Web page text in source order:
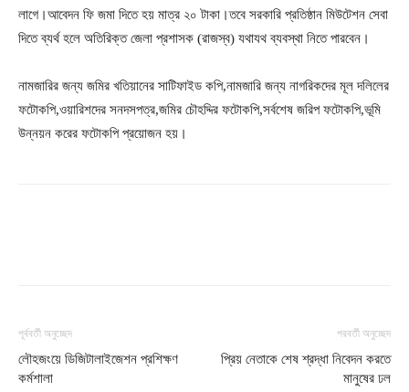
লাগে।আবেদন ফি জমা দিতে হয় মাত্র ২০ টাকা।তবে সরকারি প্রতিষ্ঠান মিউটেশন সেবা
দিতে ব্যর্থ হলে অতিরিক্ত জেলা প্রশাসক (রাজস্ব) যথাযথ ব্যবস্থা নিতে পারবেন।
নামজারির জন্য জমির খতিয়ানের সাটিফাইড কপি,নামজারি জন্য নাগরিকদের মূল দলিলের
ফটোকপি,ওয়ারিশদের সনদসপত্র,জমির চৌহদ্দির ফটোকপি,সর্বশেষ জরিপ ফটোকপি,ভূমি
উন্নয়ন করের ফটোকপি প্রয়োজন হয়।
পূর্ববর্তী অনুচ্ছেদ
লৌহজংয়ে ডিজিটালাইজেশন প্রশিক্ষণ
কর্মশালা
পরবর্তী অনুচ্ছেদ
প্রিয় নেতাকে শেষ শ্রদ্ধা নিবেদন করতে
মানুষের ঢল